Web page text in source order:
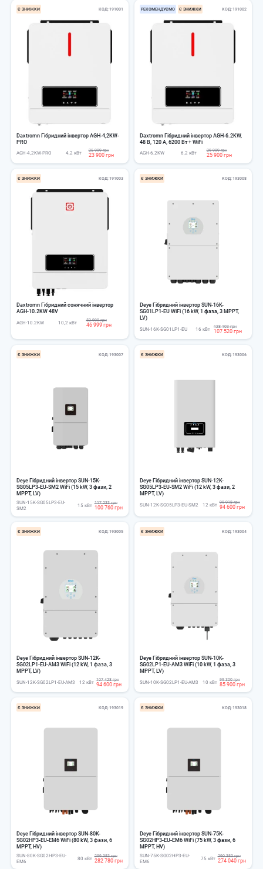
Є ЗНИЖКИ КОД 191001
Daxtromn Гібридний інвертор AGH-4,2KW-
PRO
AGH-4,2KW-PRO 4,2 кВт 25 999 грн
23 900 грн
РЕКОМЕНДУЄМО Є ЗНИЖКИ КОД 191002
Daxtromn Гібридний інвертор AGH-6.2KW,
48 В, 120 А, 6200 Вт + WiFi
AGH-6.2KW 6,2 кВт 29 999 грн
25 900 грн
Є ЗНИЖКИ КОД 191003
Daxtromn Гібридний сонячний інвертор
AGH-10.2KW 48V
AGH-10.2KW 10,2 кВт 50 999 грн
46 999 грн
Є ЗНИЖКИ КОД 193008
Deye Гібридний інвертор SUN-16K-
SG01LP1-EU WiFi (16 kW, 1 фаза, 3 MPPT,
LV)
SUN-16K-SG01LP1-EU 16 кВт 128 103 грн
107 520 грн
Є ЗНИЖКИ КОД 193007
Deye Гібридний інвертор SUN-15K-
SG05LP3-EU-SM2 WiFi (15 kW, 3 фази, 2
MPPT, LV)
SUN-15K-SG05LP3-EU-
SM2
15 кВт 117 233 грн
100 760 грн
Є ЗНИЖКИ КОД 193006
Deye Гібридний інвертор SUN-12K-
SG05LP3-EU-SM2 WiFi (12 kW, 3 фази, 2
MPPT, LV)
SUN-12K-SG05LP3-EU-SM2 12 кВт 99 918 грн
94 600 грн
Є ЗНИЖКИ КОД 193005
Deye Гібридний інвертор SUN-12K-
SG02LP1-EU-AM3 WiFi (12 kW, 1 фаза, 3
MPPT, LV)
SUN-12K-SG02LP1-EU-AM3 12 кВт 107 428 грн
94 600 грн
Є ЗНИЖКИ КОД 193004
Deye Гібридний інвертор SUN-10K-
SG02LP1-EU-AM3 WiFi (10 kW, 1 фаза, 3
MPPT, LV)
SUN-10K-SG02LP1-EU-AM3 10 кВт 99 300 грн
85 900 грн
Є ЗНИЖКИ КОД 193019
Deye Гібридний інвертор SUN-80K-
SG02HP3-EU-EM6 WiFi (80 kW, 3 фази, 6
MPPT, HV)
SUN-80K-SG02HP3-EU-
EM6
80 кВт 299 383 грн
282 780 грн
Є ЗНИЖКИ КОД 193018
Deye Гібридний інвертор SUN-75K-
SG02HP3-EU-EM6 WiFi (75 kW, 3 фази, 6
MPPT, HV)
SUN-75K-SG02HP3-EU-
EM6
75 кВт 290 383 грн
274 040 грн